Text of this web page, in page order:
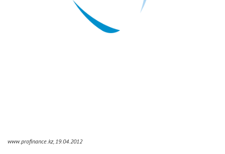
www.profinance.kz, 19.04.2012